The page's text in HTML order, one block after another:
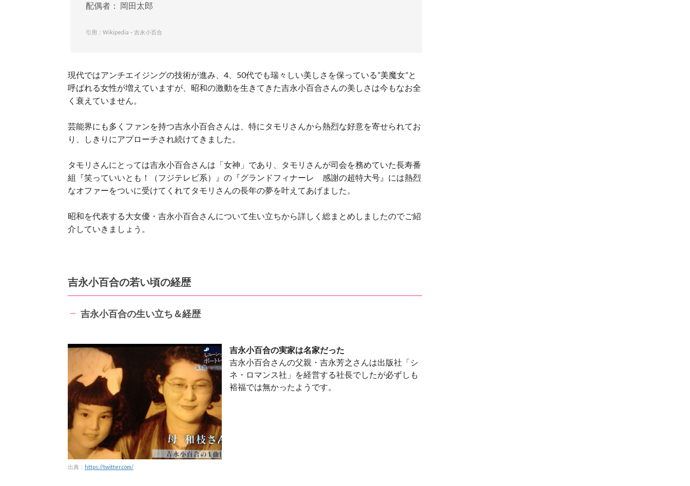
配偶者： 岡田太郎
引用：Wikipedia – 吉永小百合
現代ではアンチエイジングの技術が進み、4、50代でも瑞々しい美しさを保っている”美魔女”と
呼ばれる女性が増えていますが、昭和の激動を生きてきた吉永小百合さんの美しさは今もなお全
く衰えていません。
芸能界にも多くファンを持つ吉永小百合さんは、特にタモリさんから熱烈な好意を寄せられてお
り、しきりにアプローチされ続けてきました。
タモリさんにとっては吉永小百合さんは「女神」であり、タモリさんが司会を務めていた長寿番
組『笑っていいとも！（フジテレビ系）』の『グランドフィナーレ 感謝の超特大号』には熱烈
なオファーをついに受けてくれてタモリさんの長年の夢を叶えてあげました。
昭和を代表する大女優・吉永小百合さんについて生い立ちから詳しく総まとめしましたのでご紹
介していきましょう。
吉永小百合の若い頃の経歴
吉永小百合の生い立ち＆経歴
出典： https://twitter.com/
吉永小百合の実家は名家だった
吉永小百合さんの父親・吉永芳之さんは出版社「シ
ネ・ロマンス社」を経営する社長でしたが必ずしも
裕福では無かったようです。